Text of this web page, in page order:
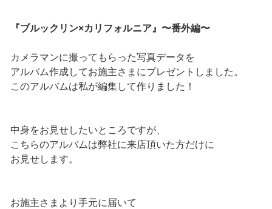
『ブルックリン×カリフォルニア』〜番外編〜
カメラマンに撮ってもらった写真データを
アルバム作成してお施主さまにプレゼントしました。
このアルバムは私が編集して作りました！
中身をお見せしたいところですが、
こちらのアルバムは弊社に来店頂いた方だけに
お見せします。
お施主さまより手元に届いて